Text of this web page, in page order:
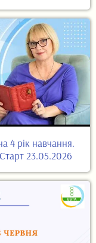
4 рік навчання.
23.05.2026